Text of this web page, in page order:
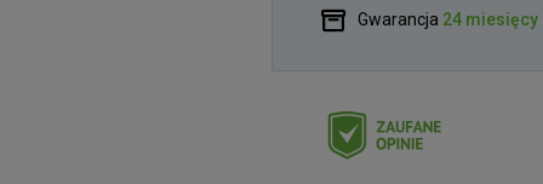
Gwarancja 24 miesięcy